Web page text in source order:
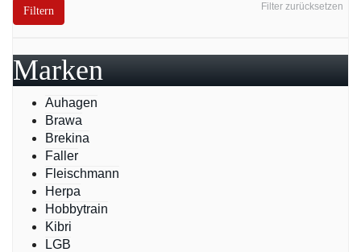
Filter zurücksetzen
Filtern
Marken
Auhagen
Brawa
Brekina
Faller
Fleischmann
Herpa
Hobbytrain
Kibri
LGB